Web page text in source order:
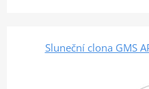
Sluneční clona GMS